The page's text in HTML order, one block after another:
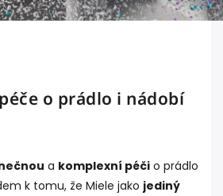
o prádlo i nádobí
a komplexní péči o prádlo
k tomu, že Miele jako jediný